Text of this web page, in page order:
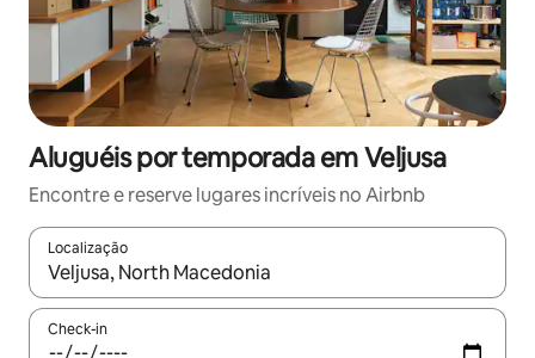
Aluguéis por temporada em Veljusa
Encontre e reserve lugares incríveis no Airbnb
Localização
Quando os resultados estiverem disponíveis, explore-os
Check-in